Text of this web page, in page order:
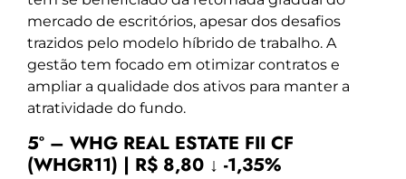
mercado de escritórios, apesar dos desafios
trazidos pelo modelo híbrido de trabalho. A
gestão tem focado em otimizar contratos e
ampliar a qualidade dos ativos para manter a
atratividade do fundo.
5º – WHG REAL ESTATE FII CF
(WHGR11) | R$ 8,80 ↓ -1,35%